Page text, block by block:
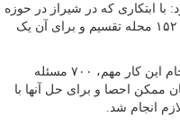
ابتکاری که در شیراز در حوزه
مدیریت شهری انجام شد، این کلان‌شهر به ۱۵۲ محله تقسیم و برای آن یک
استاندار فارس خاطرنشان کرد: پس از انجام این کار مهم، ۷۰۰ مسئله
ممکن احصا و برای حل آنها با